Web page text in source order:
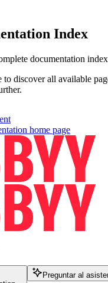
Index
documentation
to discover all available
home page
Preguntar al